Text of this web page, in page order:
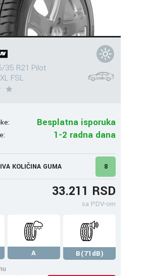
35 R21 Pilot
FSL
Besplatna isporuka
1-2 radna dana
KOLIČINA GUMA 8
33.211 RSD
sa PDV-om
A
B(71dB)